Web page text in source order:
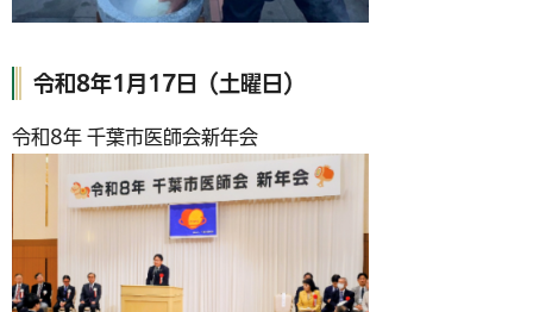
令和8年1月17日（土曜日）
令和8年 千葉市医師会新年会